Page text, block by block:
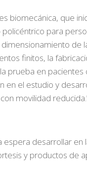
biomecánica, que
para
finitos, la
prueba en
en el estudio y
movilidad
espera desarrollar
y productos de